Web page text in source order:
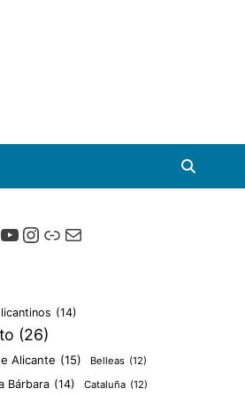
Viscalacant
de Viscalacant
Canal de Youtube de Viscalacant
Instagram de Viscalacant
Viscalacant en Polkaverse
Correo electrónico
(14)
(26)
Alicante (15) Belleas (12)
Bárbara (14) Cataluña (12)